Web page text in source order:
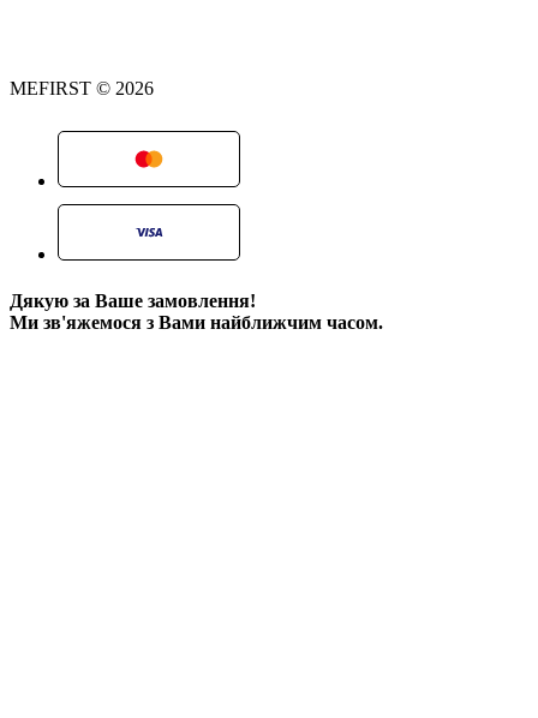
MEFIRST © 2026
Дякую за Ваше замовлення!
Ми зв'яжемося з Вами найближчим часом.